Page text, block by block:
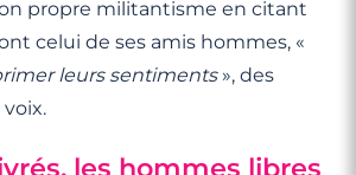
propre militantisme en citant
celui de ses amis hommes, «
leurs sentiments», des
les hommes libres